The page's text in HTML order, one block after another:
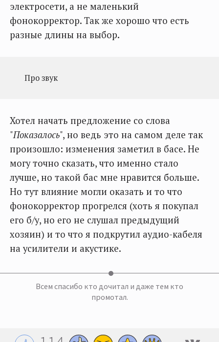
электросети, а не маленький
фонокорректор. Так же хорошо что есть
разные длины на выбор.
Про звук
Хотел начать предложение со слова
"Показалось", но ведь это на самом деле так
произошло: изменения заметил в басе. Не
могу точно сказать, что именно стало
лучше, но такой бас мне нравится больше.
Но тут влияние могли оказать и то что
фонокорректор прогрелся (хоть я покупал
его б/у, но его не слушал предыдущий
хозяин) и то что я подкрутил аудио-кабеля
на усилители и акустике.
Всем спасибо кто дочитал и даже тем кто
промотал.